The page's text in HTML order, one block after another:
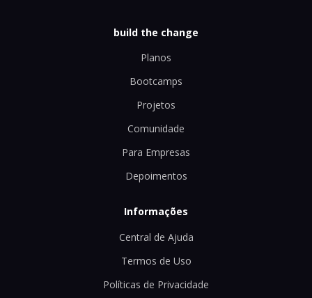
build the change
Planos
Bootcamps
Projetos
Comunidade
Para Empresas
Depoimentos
Informações
Central de Ajuda
Termos de Uso
Políticas de Privacidade